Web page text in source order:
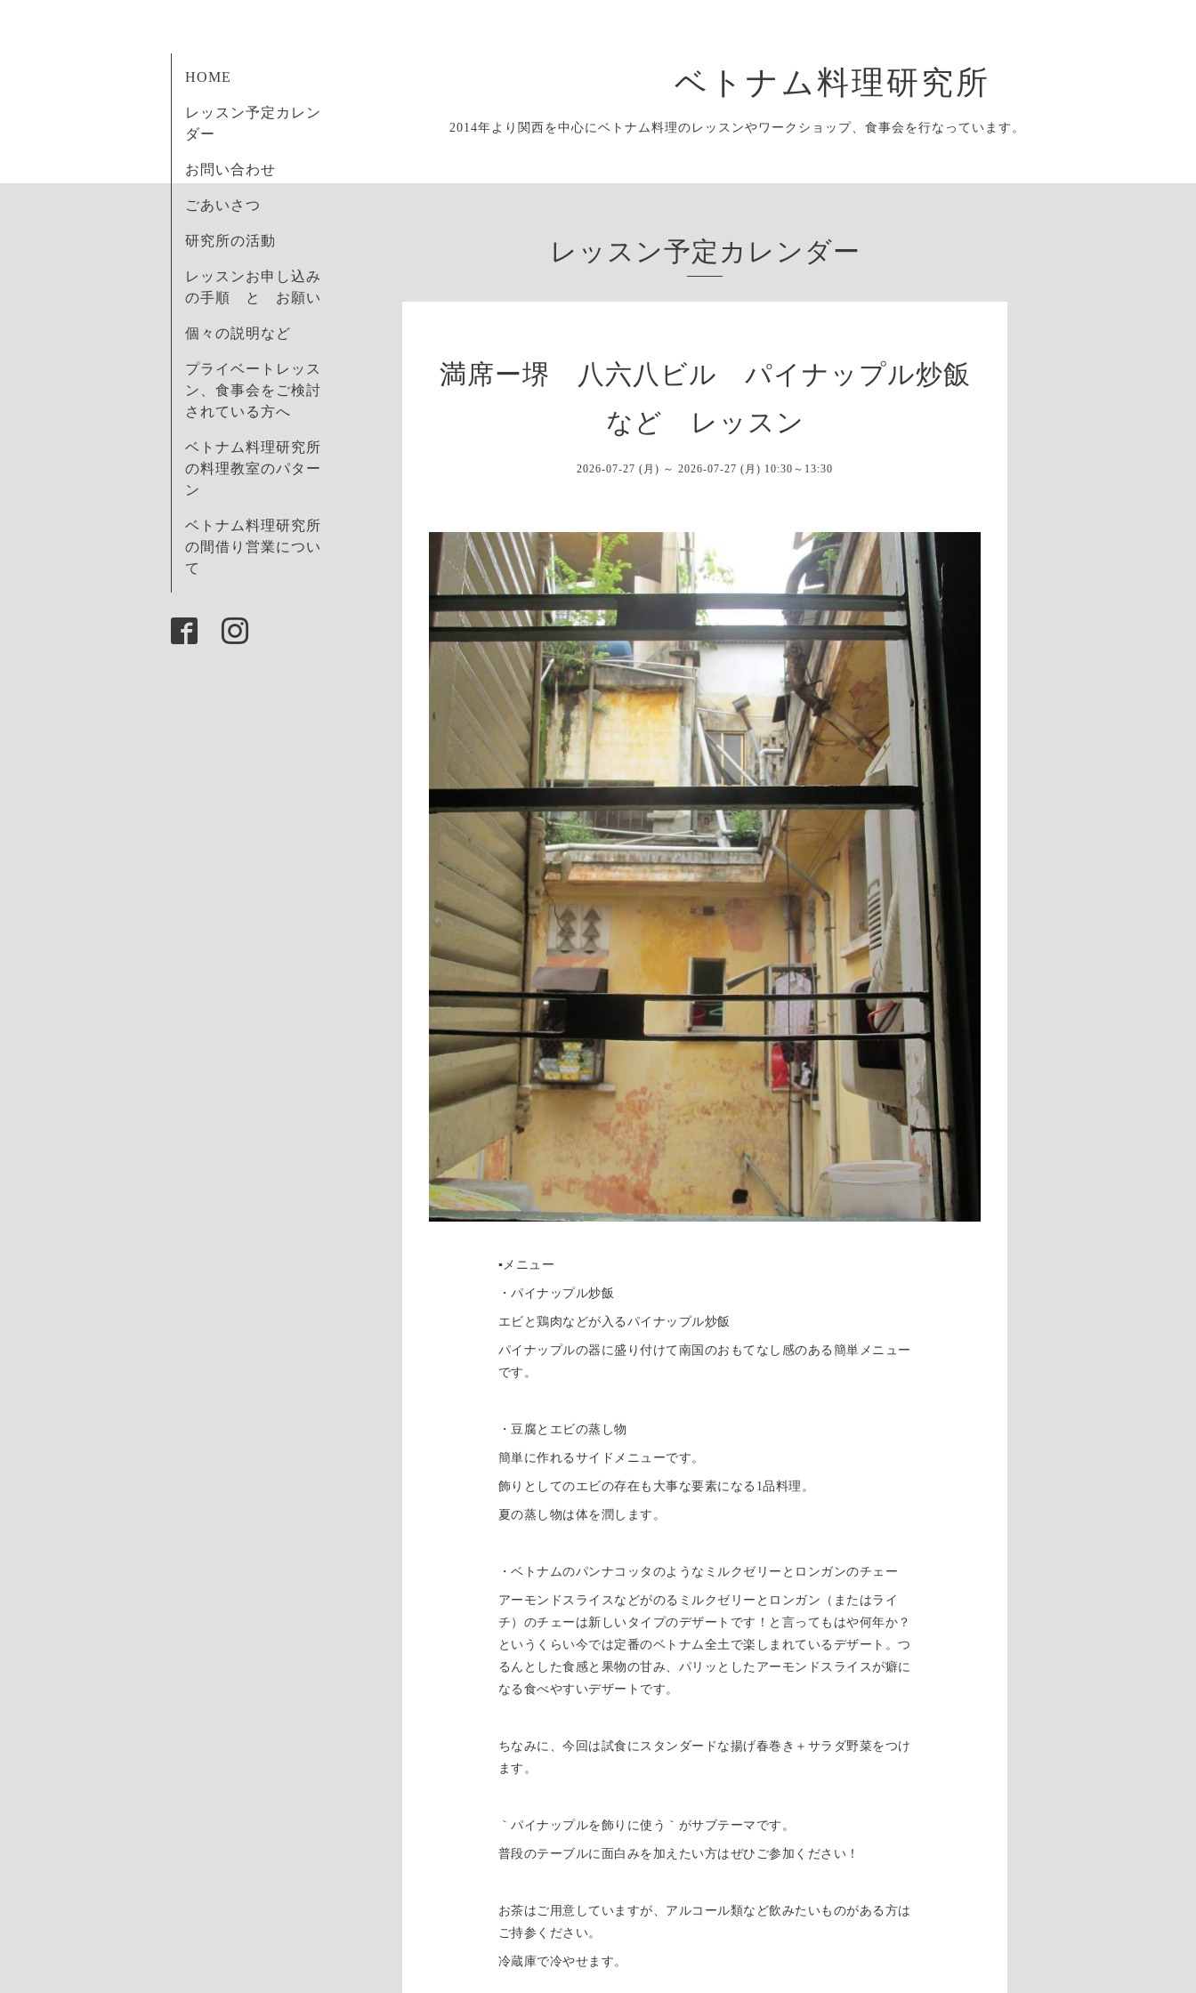
ベトナム料理研究所
2014年より関西を中心にベトナム料理のレッスンやワークショップ、食事会を行なっています。
HOME
レッスン予定カレン
ダー
お問い合わせ
ごあいさつ
研究所の活動
レッスンお申し込み
の手順 と お願い
個々の説明など
プライベートレッス
ン、食事会をご検討
されている方へ
ベトナム料理研究所
の料理教室のパター
ン
ベトナム料理研究所
の間借り営業につい
て
レッスン予定カレンダー
満席ー堺 八六八ビル パイナップル炒飯
など レッスン
2026-07-27 (月) ～ 2026-07-27 (月) 10:30～13:30
▪️メニュー
・パイナップル炒飯
エビと鶏肉などが入るパイナップル炒飯
パイナップルの器に盛り付けて南国のおもてなし感のある簡単メニュー
です。
・豆腐とエビの蒸し物
簡単に作れるサイドメニューです。
飾りとしてのエビの存在も大事な要素になる1品料理。
夏の蒸し物は体を潤します。
・ベトナムのパンナコッタのようなミルクゼリーとロンガンのチェー
アーモンドスライスなどがのるミルクゼリーとロンガン（またはライ
チ）のチェーは新しいタイプのデザートです！と言ってもはや何年か？
というくらい今では定番のベトナム全土で楽しまれているデザート。つ
るんとした食感と果物の甘み、パリッとしたアーモンドスライスが癖に
なる食べやすいデザートです。
ちなみに、今回は試食にスタンダードな揚げ春巻き＋サラダ野菜をつけ
ます。
｀パイナップルを飾りに使う｀がサブテーマです。
普段のテーブルに面白みを加えたい方はぜひご参加ください！
お茶はご用意していますが、アルコール類など飲みたいものがある方は
ご持参ください。
冷蔵庫で冷やせます。